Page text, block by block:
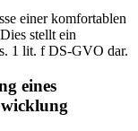
einer komfortablen
stellt ein
1 lit. f DS-GVO dar.
eines